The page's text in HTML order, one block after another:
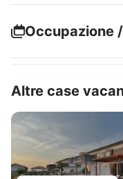
Occupazione
Altre case